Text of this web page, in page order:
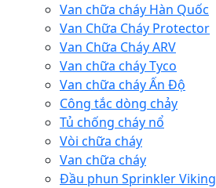
Van chữa cháy Hàn Quốc
Van Chữa Cháy Protector
Van Chữa Cháy ARV
Van chữa cháy Tyco
Van chữa cháy Ấn Độ
Công tắc dòng chảy
Tủ chống cháy nổ
Vòi chữa cháy
Van chữa cháy
Đầu phun Sprinkler Viking